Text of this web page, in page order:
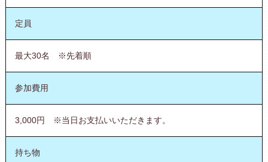
定員
最大30名 ※先着順
参加費用
3,000円 ※当日お支払いいただきます。
持ち物